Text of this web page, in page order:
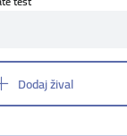
Dodaj žival